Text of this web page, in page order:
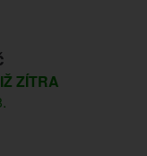
ZÍTRA